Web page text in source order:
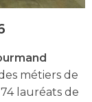
métiers de
lauréats de